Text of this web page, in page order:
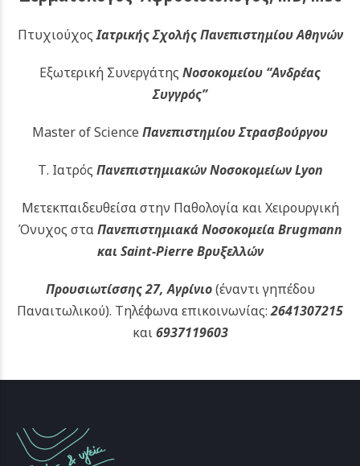
ΠτυχιούχοςΙατρικής Σχολής Πανεπιστημίου Αθηνών
Εξωτερική Συνεργάτης Νοσοκομείου “Ανδρέας
Συγγρός”
Master of Science Πανεπιστημίου Στρασβούργου
Τ. Ιατρός Πανεπιστημιακών Νοσοκομείων Lyon
Μετεκπαιδευθείσα στην Παθολογία και Χειρουργική
Όνυχος σταΠανεπιστημιακά Νοσοκομεία Brugmann
και Saint-Pierre Βρυξελλών
Προυσιωτίσσης 27, Αγρίνιο(έναντι γηπέδου
Παναιτωλικού). Τηλέφωνα επικοινωνίας:2641307215
και6937119603